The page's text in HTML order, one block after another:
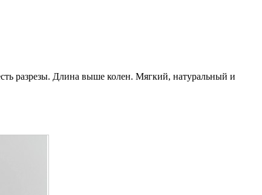
разрезы. Длина выше колен. Мягкий, натуральный и